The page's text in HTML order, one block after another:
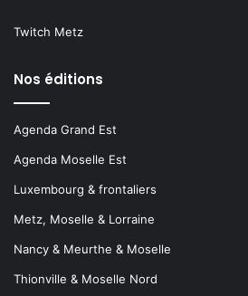
Twitch Metz
Nos éditions
Agenda Grand Est
Agenda Moselle Est
Luxembourg & frontaliers
Metz, Moselle & Lorraine
Nancy & Meurthe & Moselle
Thionville & Moselle Nord